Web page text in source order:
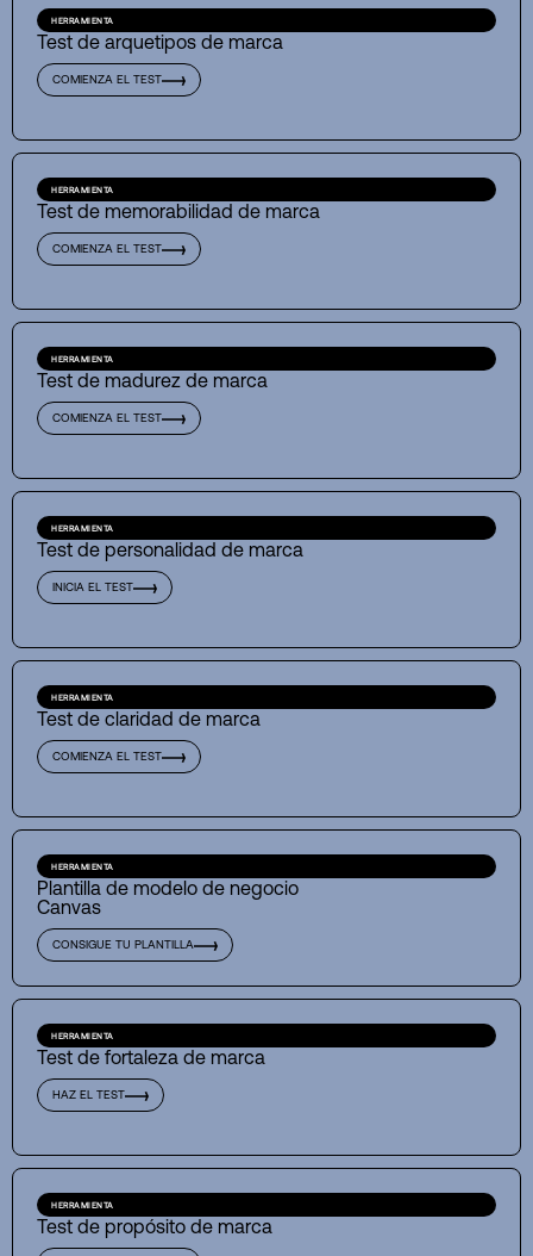
HERRAMIENTA
Test de arquetipos de marca
COMIENZA EL TEST
HERRAMIENTA
Test de memorabilidad de marca
COMIENZA EL TEST
HERRAMIENTA
Test de madurez de marca
COMIENZA EL TEST
HERRAMIENTA
Test de personalidad de marca
INICIA EL TEST
HERRAMIENTA
Test de claridad de marca
COMIENZA EL TEST
HERRAMIENTA
Plantilla de modelo de negocio
Canvas
CONSIGUE TU PLANTILLA
HERRAMIENTA
Test de fortaleza de marca
HAZ EL TEST
HERRAMIENTA
Test de propósito de marca